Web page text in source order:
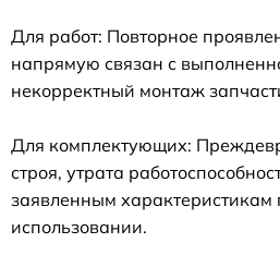
Для работ: Повторное
напрямую связан с
некорректный монтаж
Для комплектующих:
строя, утрата
заявленным
использовании.